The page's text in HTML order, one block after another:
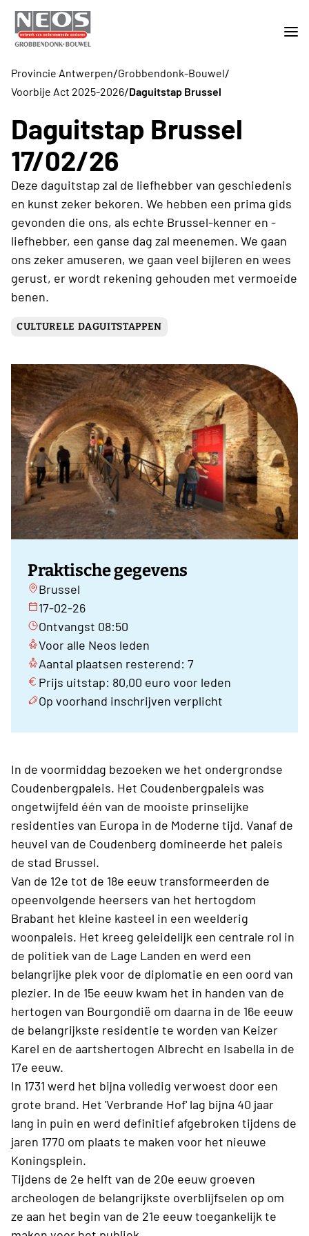
Provincie Antwerpen/Grobbendonk-Bouwel/
Voorbije Act 2025-2026/Daguitstap Brussel
Daguitstap Brussel
17/02/26
Deze daguitstap zal de liefhebber van geschiedenis
en kunst zeker bekoren. We hebben een prima gids
gevonden die ons, als echte Brussel-kenner en -
liefhebber, een ganse dag zal meenemen. We gaan
ons zeker amuseren, we gaan veel bijleren en wees
gerust, er wordt rekening gehouden met vermoeide
benen.
CULTURELE DAGUITSTAPPEN
Praktische gegevens
Brussel
17-02-26
Ontvangst 08:50
Voor alle Neos leden
Aantal plaatsen resterend: 7
Prijs uitstap: 80,00 euro voor leden
Op voorhand inschrijven verplicht
In de voormiddag bezoeken we het ondergrondse
Coudenbergpaleis. Het Coudenbergpaleis was
ongetwijfeld één van de mooiste prinselijke
residenties van Europa in de Moderne tijd. Vanaf de
heuvel van de Coudenberg domineerde het paleis
de stad Brussel.
Van de 12e tot de 18e eeuw transformeerden de
opeenvolgende heersers van het hertogdom
Brabant het kleine kasteel in een weelderig
woonpaleis. Het kreeg geleidelijk een centrale rol in
de politiek van de Lage Landen en werd een
belangrijke plek voor de diplomatie en een oord van
plezier. In de 15e eeuw kwam het in handen van de
hertogen van Bourgondië om daarna in de 16e eeuw
de belangrijkste residentie te worden van Keizer
Karel en de aartshertogen Albrecht en Isabella in de
17e eeuw.
In 1731 werd het bijna volledig verwoest door een
grote brand. Het 'Verbrande Hof' lag bijna 40 jaar
lang in puin en werd definitief afgebroken tijdens de
jaren 1770 om plaats te maken voor het nieuwe
Koningsplein.
Tijdens de 2e helft van de 20e eeuw groeven
archeologen de belangrijkste overblijfselen op om
ze aan het begin van de 21e eeuw toegankelijk te